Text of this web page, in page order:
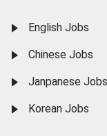
English Jobs
Chinese Jobs
Janpanese Jobs
Korean Jobs